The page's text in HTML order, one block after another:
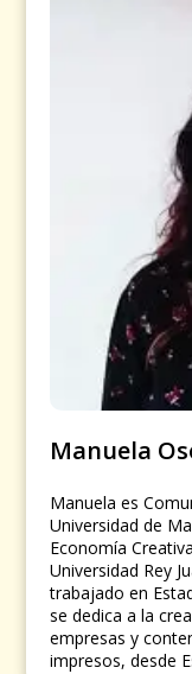
Manuela
Manuela es
Universidad de
Economía
Universidad Rey
trabajado en
se dedica a la
empresas y
impresos, desde